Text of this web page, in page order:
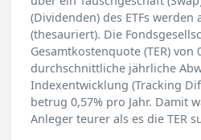
(Dividenden) des ETFs
(thesauriert). Die
Gesamtkostenquote (TER) von
durchschnittliche jährliche
Indexentwicklung (Tracking
betrug 0,57% pro Jahr. Damit
Anleger teurer als es die TER